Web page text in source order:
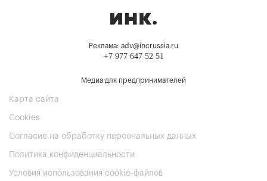
Реклама: adv@incrussia.ru
+7 977 647 52 51
Медиа для предпринимателей
Карта сайта
Cookies
Согласие на обработку персональных данных
Политика конфиденциальности
Условия использования cookie-файлов